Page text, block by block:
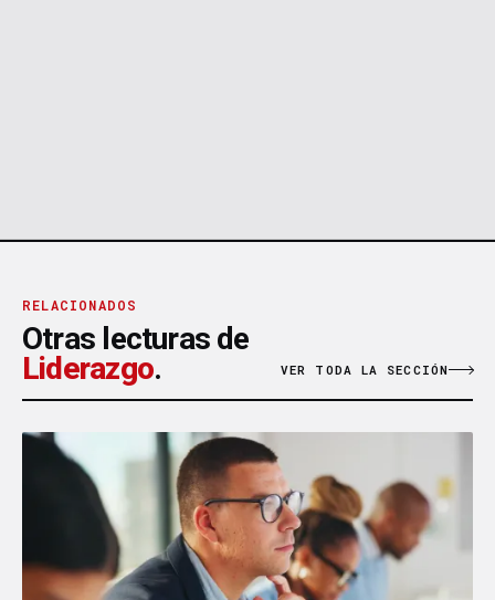
RELACIONADOS
Otras lecturas de
Liderazgo. VER TODA LA SECCIÓN